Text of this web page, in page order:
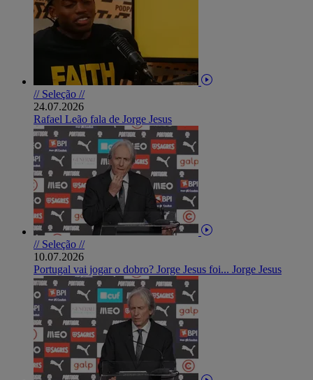
// Seleção //
24.07.2026
Rafael Leão fala de Jorge Jesus
// Seleção //
10.07.2026
Portugal vai jogar o dobro? Jorge Jesus foi... Jorge Jesus